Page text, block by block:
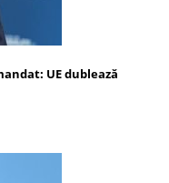
UE dublează